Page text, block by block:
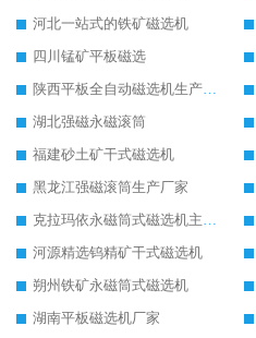
河北一站式的铁矿磁选机
四川锰矿平板磁选
湖北强磁永磁滚筒
福建砂土矿干式磁选机
黑龙江强磁滚筒生产厂家
河源精选钨精矿干式磁选机
朔州铁矿永磁筒式磁选机
湖南平板磁选机厂家